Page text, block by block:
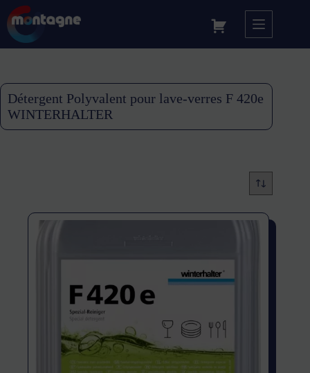
Détergent Polyvalent pour lave-verres F 420e
WINTERHALTER